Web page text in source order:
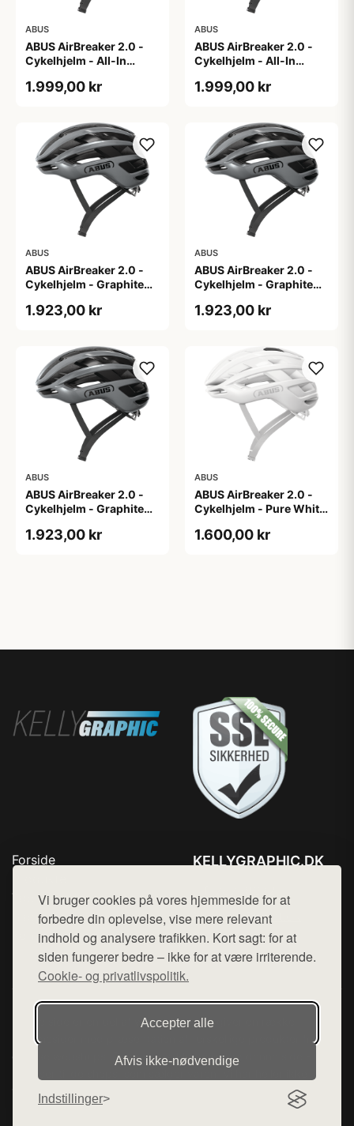
Vi bruger cookies på vores hjemmeside for at
forbedre din oplevelse, vise mere relevant
indhold og analysere trafikken. Kort sagt: for at
siden fungerer bedre – ikke for at være irriterende.
Cookie- og privatlivspolitik.
Accepter alle
Afvis ikke‑nødvendige
Indstillinger
ABUS
ABUS AirBreaker 2.0 -
Cykelhjelm - All-In
1.999,00 kr
ABUS
ABUS AirBreaker 2.0 -
Cykelhjelm - All-In
1.999,00 kr
ABUS
ABUS AirBreaker 2.0 -
Cykelhjelm - Graphite
1.923,00 kr
ABUS
ABUS AirBreaker 2.0 -
Cykelhjelm - Graphite
1.923,00 kr
ABUS
ABUS AirBreaker 2.0 -
Cykelhjelm - Graphite
1.923,00 kr
ABUS
ABUS AirBreaker 2.0 -
Cykelhjelm - Pure White
1.600,00 kr
Forside
Top Rabatter
Blog
Kontakt
KELLYGRAPHIC.DK
Mail: hej@want.dk
Cookie- og privatlivspolitik
Denne side er en del af want.dk, der udgiver en række
hjemmesider med præsentation af forskellige produkter fra
diverse webshops. Der sælges ikke varer fra denne side - vi
varerne på lager.